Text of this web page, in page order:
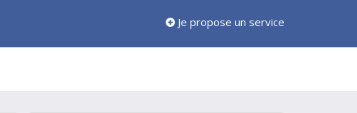
Je propose un service